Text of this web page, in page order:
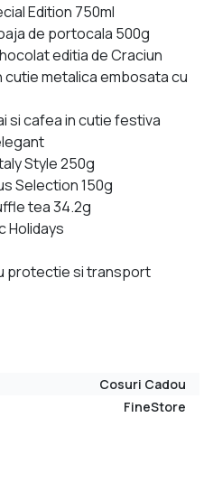
Edition 750ml
de portocala 500g
editia de Craciun
cutie metalica embosata cu
si cafea in cutie festiva
Style 250g
Selection 150g
tea 34.2g
Holidays
protectie si transport
Cosuri Cadou
FineStore